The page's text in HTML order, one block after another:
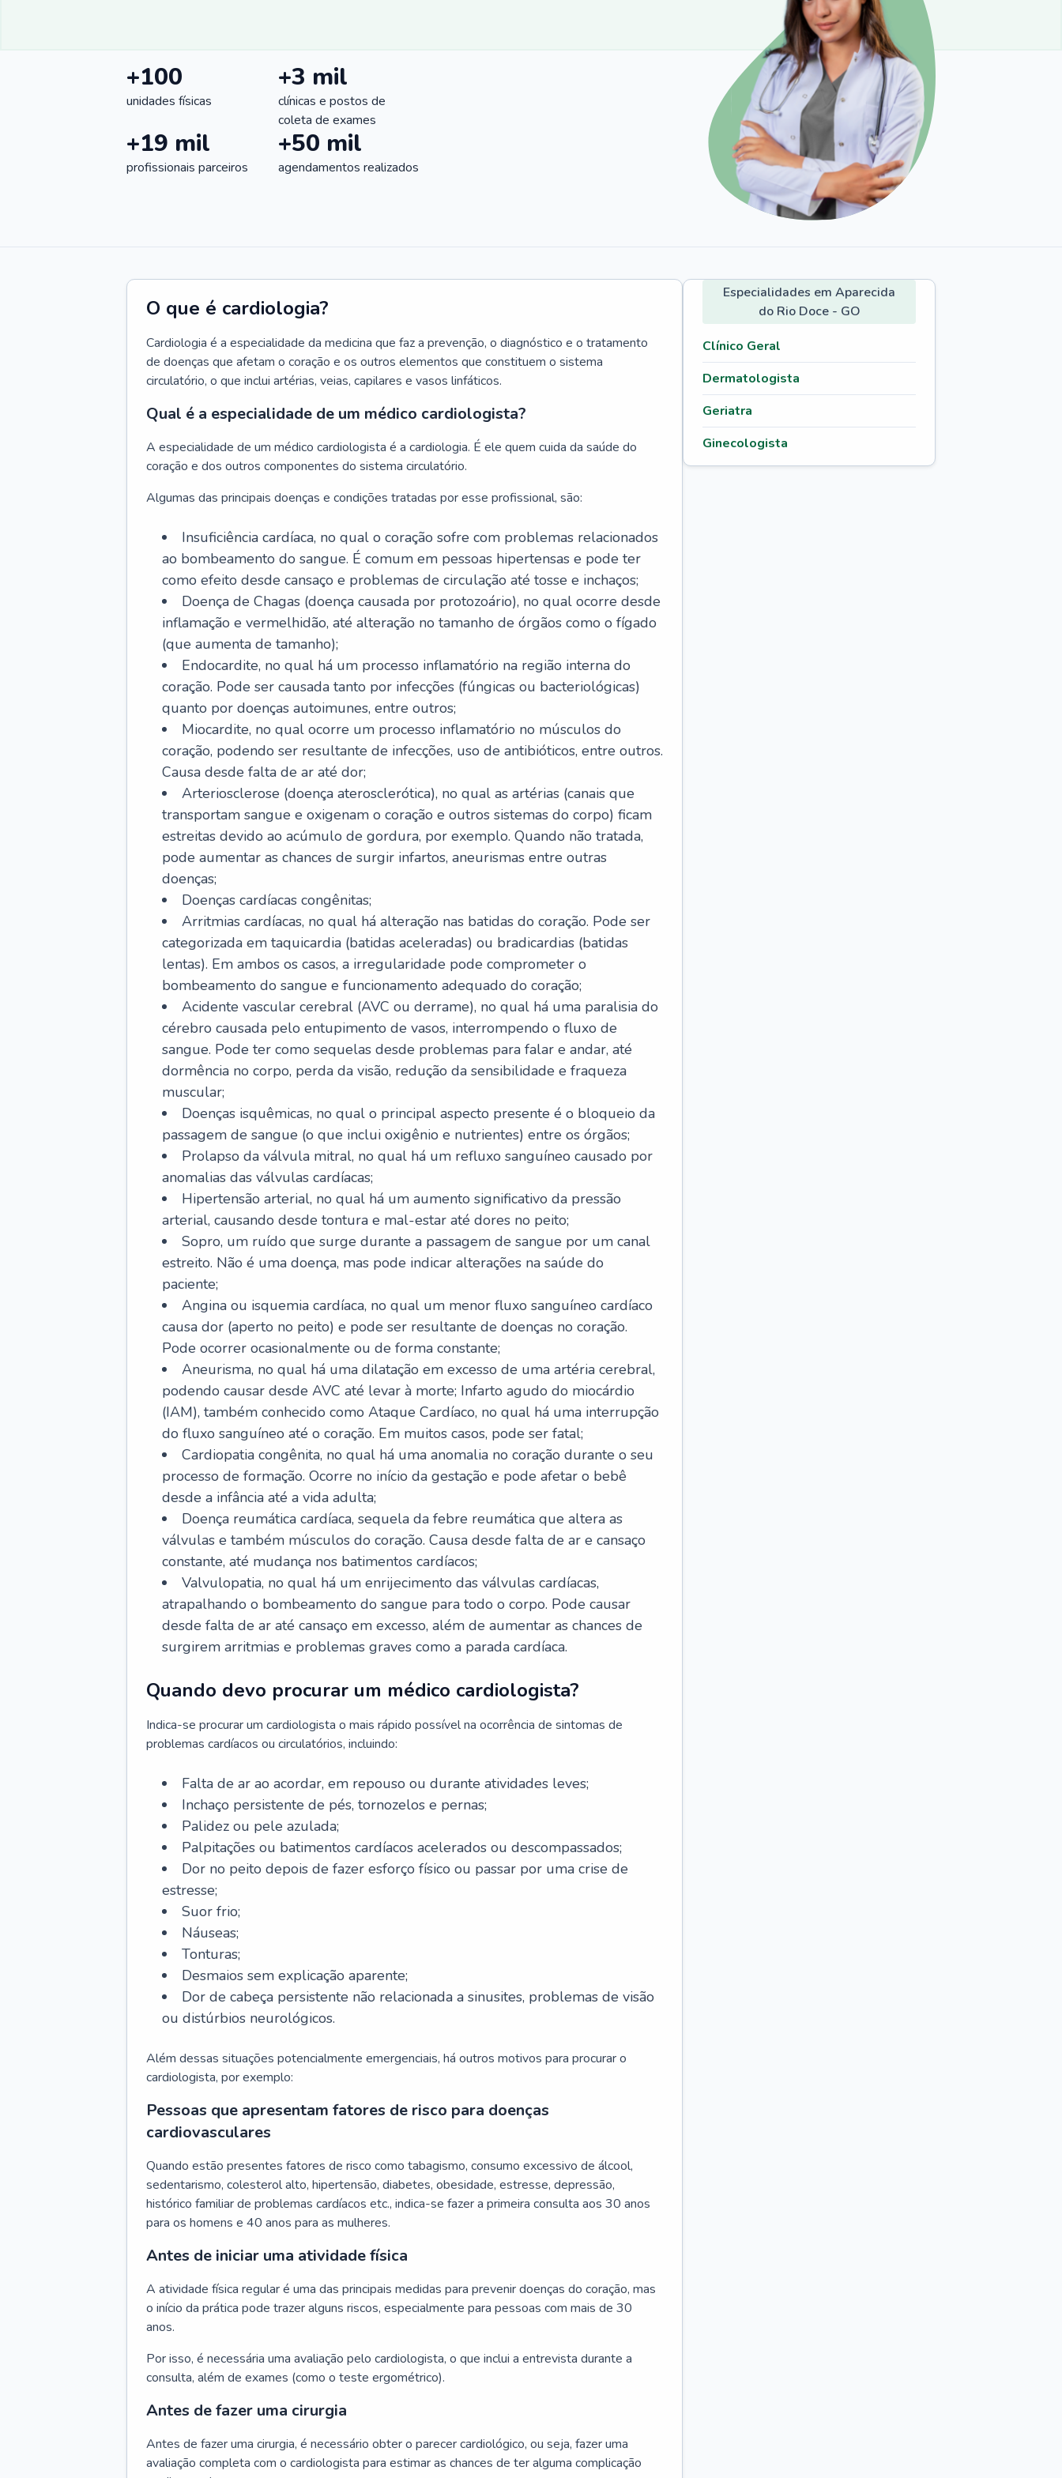
+100
unidades físicas
+3 mil
clínicas e postos de
coleta de exames
+19 mil
profissionais parceiros
+50 mil
agendamentos realizados
O que é cardiologia?
Cardiologia é a especialidade da medicina que faz a prevenção, o diagnóstico e o tratamento
de doenças que afetam o coração e os outros elementos que constituem o sistema
circulatório, o que inclui artérias, veias, capilares e vasos linfáticos.
Qual é a especialidade de um médico cardiologista?
A especialidade de um médico cardiologista é a cardiologia. É ele quem cuida da saúde do
coração e dos outros componentes do sistema circulatório.
Algumas das principais doenças e condições tratadas por esse profissional, são:
Insuficiência cardíaca, no qual o coração sofre com problemas relacionados
ao bombeamento do sangue. É comum em pessoas hipertensas e pode ter
como efeito desde cansaço e problemas de circulação até tosse e inchaços;
Doença de Chagas (doença causada por protozoário), no qual ocorre desde
inflamação e vermelhidão, até alteração no tamanho de órgãos como o fígado
(que aumenta de tamanho);
Endocardite, no qual há um processo inflamatório na região interna do
coração. Pode ser causada tanto por infecções (fúngicas ou bacteriológicas)
quanto por doenças autoimunes, entre outros;
Miocardite, no qual ocorre um processo inflamatório no músculos do
coração, podendo ser resultante de infecções, uso de antibióticos, entre outros.
Causa desde falta de ar até dor;
Arteriosclerose (doença aterosclerótica), no qual as artérias (canais que
transportam sangue e oxigenam o coração e outros sistemas do corpo) ficam
estreitas devido ao acúmulo de gordura, por exemplo. Quando não tratada,
pode aumentar as chances de surgir infartos, aneurismas entre outras
doenças;
Doenças cardíacas congênitas;
Arritmias cardíacas, no qual há alteração nas batidas do coração. Pode ser
categorizada em taquicardia (batidas aceleradas) ou bradicardias (batidas
lentas). Em ambos os casos, a irregularidade pode comprometer o
bombeamento do sangue e funcionamento adequado do coração;
Acidente vascular cerebral (AVC ou derrame), no qual há uma paralisia do
cérebro causada pelo entupimento de vasos, interrompendo o fluxo de
sangue. Pode ter como sequelas desde problemas para falar e andar, até
dormência no corpo, perda da visão, redução da sensibilidade e fraqueza
muscular;
Doenças isquêmicas, no qual o principal aspecto presente é o bloqueio da
passagem de sangue (o que inclui oxigênio e nutrientes) entre os órgãos;
Prolapso da válvula mitral, no qual há um refluxo sanguíneo causado por
anomalias das válvulas cardíacas;
Hipertensão arterial, no qual há um aumento significativo da pressão
arterial, causando desde tontura e mal-estar até dores no peito;
Sopro, um ruído que surge durante a passagem de sangue por um canal
estreito. Não é uma doença, mas pode indicar alterações na saúde do
paciente;
Angina ou isquemia cardíaca, no qual um menor fluxo sanguíneo cardíaco
causa dor (aperto no peito) e pode ser resultante de doenças no coração.
Pode ocorrer ocasionalmente ou de forma constante;
Aneurisma, no qual há uma dilatação em excesso de uma artéria cerebral,
podendo causar desde AVC até levar à morte; Infarto agudo do miocárdio
(IAM), também conhecido como Ataque Cardíaco, no qual há uma interrupção
do fluxo sanguíneo até o coração. Em muitos casos, pode ser fatal;
Cardiopatia congênita, no qual há uma anomalia no coração durante o seu
processo de formação. Ocorre no início da gestação e pode afetar o bebê
desde a infância até a vida adulta;
Doença reumática cardíaca, sequela da febre reumática que altera as
válvulas e também músculos do coração. Causa desde falta de ar e cansaço
constante, até mudança nos batimentos cardíacos;
Valvulopatia, no qual há um enrijecimento das válvulas cardíacas,
atrapalhando o bombeamento do sangue para todo o corpo. Pode causar
desde falta de ar até cansaço em excesso, além de aumentar as chances de
surgirem arritmias e problemas graves como a parada cardíaca.
Quando devo procurar um médico cardiologista?
Indica-se procurar um cardiologista o mais rápido possível na ocorrência de sintomas de
problemas cardíacos ou circulatórios, incluindo:
Falta de ar ao acordar, em repouso ou durante atividades leves;
Inchaço persistente de pés, tornozelos e pernas;
Palidez ou pele azulada;
Palpitações ou batimentos cardíacos acelerados ou descompassados;
Dor no peito depois de fazer esforço físico ou passar por uma crise de
estresse;
Suor frio;
Náuseas;
Tonturas;
Desmaios sem explicação aparente;
Dor de cabeça persistente não relacionada a sinusites, problemas de visão
ou distúrbios neurológicos.
Além dessas situações potencialmente emergenciais, há outros motivos para procurar o
cardiologista, por exemplo:
Pessoas que apresentam fatores de risco para doenças
cardiovasculares
Quando estão presentes fatores de risco como tabagismo, consumo excessivo de álcool,
sedentarismo, colesterol alto, hipertensão, diabetes, obesidade, estresse, depressão,
histórico familiar de problemas cardíacos etc., indica-se fazer a primeira consulta aos 30 anos
para os homens e 40 anos para as mulheres.
Antes de iniciar uma atividade física
A atividade física regular é uma das principais medidas para prevenir doenças do coração, mas
o início da prática pode trazer alguns riscos, especialmente para pessoas com mais de 30
anos.
Por isso, é necessária uma avaliação pelo cardiologista, o que inclui a entrevista durante a
consulta, além de exames (como o teste ergométrico).
Antes de fazer uma cirurgia
Antes de fazer uma cirurgia, é necessário obter o parecer cardiológico, ou seja, fazer uma
avaliação completa com o cardiologista para estimar as chances de ter alguma complicação
Especialidades em Aparecida
do Rio Doce - GO
Clínico Geral
Dermatologista
Geriatra
Ginecologista